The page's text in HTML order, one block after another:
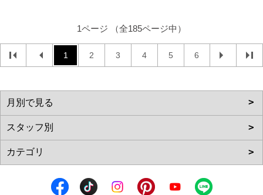
1ページ （全185ページ中）
1 2 3 4 5 6